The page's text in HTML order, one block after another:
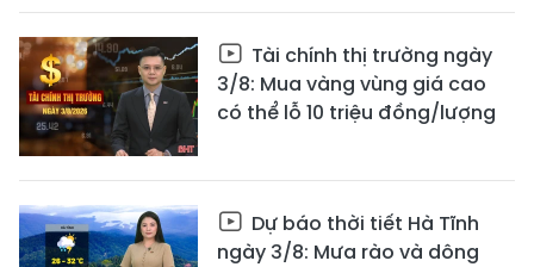
Tài chính thị trường ngày
3/8: Mua vàng vùng giá cao
có thể lỗ 10 triệu đồng/lượng
Dự báo thời tiết Hà Tĩnh
ngày 3/8: Mưa rào và dông